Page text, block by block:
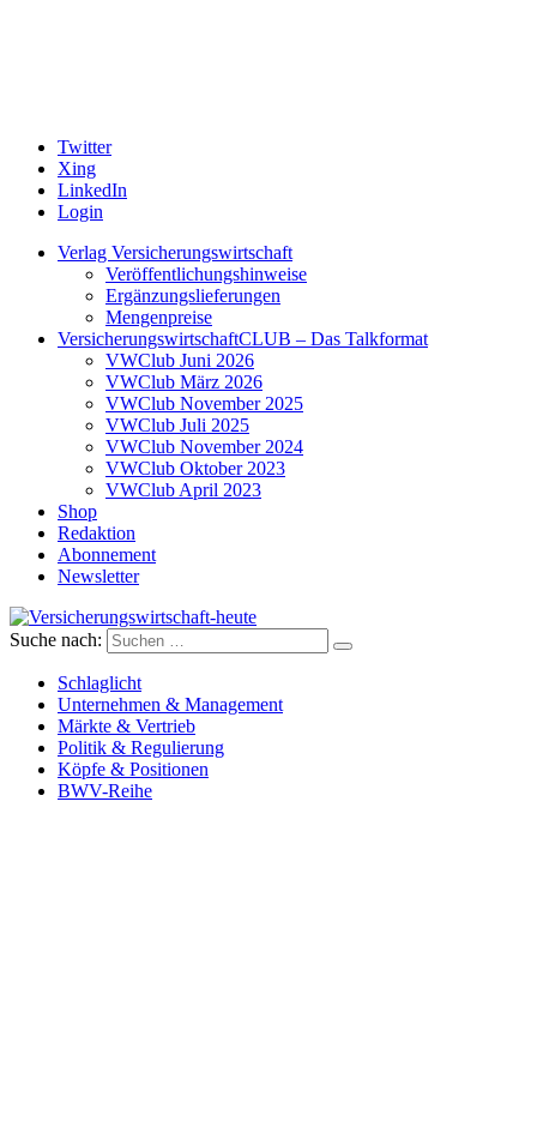
Twitter
Xing
LinkedIn
Login
Verlag Versicherungswirtschaft
Veröffentlichungshinweise
Ergänzungslieferungen
Mengenpreise
VersicherungswirtschaftCLUB – Das Talkformat
VWClub Juni 2026
VWClub März 2026
VWClub November 2025
VWClub Juli 2025
VWClub November 2024
VWClub Oktober 2023
VWClub April 2023
Shop
Redaktion
Abonnement
Newsletter
Versicherungswirtschaft-heute
Suche nach:
Schlaglicht
Unternehmen & Management
Märkte & Vertrieb
Politik & Regulierung
Köpfe & Positionen
BWV-Reihe